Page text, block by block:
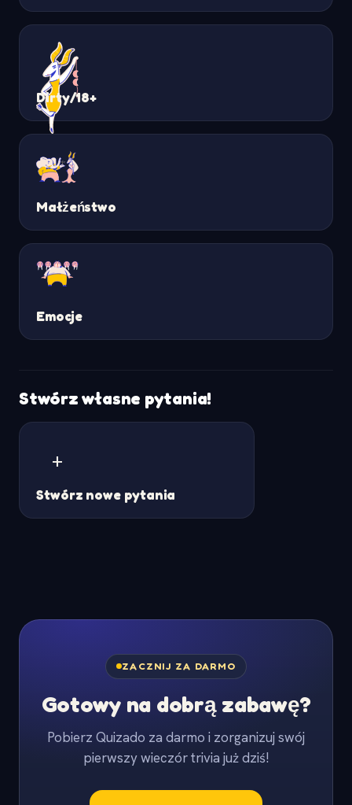
Dirty/18+
Małżeństwo
Emocje
Stwórz własne pytania!
+
Stwórz nowe pytania
ZACZNIJ ZA DARMO
Gotowy na dobrą zabawę?
Pobierz Quizado za darmo i zorganizuj swój
pierwszy wieczór trivia już dziś!